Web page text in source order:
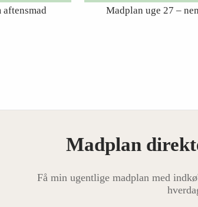
aftensmad Madplan uge 27 –
Madplan
Få min ugentlige madplan med